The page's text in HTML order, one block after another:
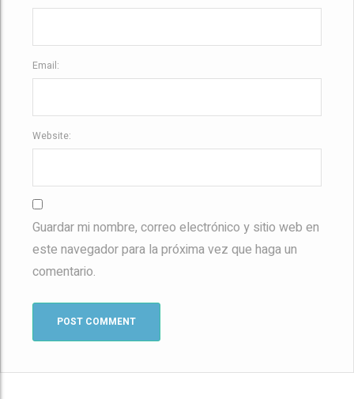
Email:
Website:
Guardar mi nombre, correo electrónico y sitio web en
este navegador para la próxima vez que haga un
comentario.